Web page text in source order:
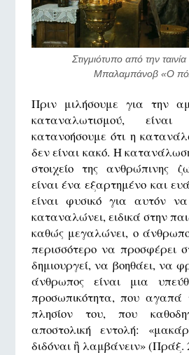
Στιγμιότυπο από την
Μπαλαμπάνοβ «Ο
Πριν μιλήσουμε για την
καταναλωτισμού,
κατανοήσουμε ότι η
δεν είναι κακό. Η
στοιχείο της ανθρώπινης
είναι ένα εξαρτημένο και
είναι φυσικό για αυτόν
καταναλώνει, ειδικά στην
καθώς μεγαλώνει, ο
περισσότερο να προσφέρει
δημιουργεί, να βοηθάει, να
άνθρωπος είναι μια
προσωπικότητα, που αγαπά
πλησίον του, που
αποστολική εντολή:
διδόναι ἢ λαμβάνειν» (Πράξ.